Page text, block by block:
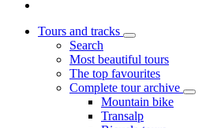
Tours and tracks
Search
Most beautiful tours
The top favourites
Complete tour archive
Mountain bike
Transalp